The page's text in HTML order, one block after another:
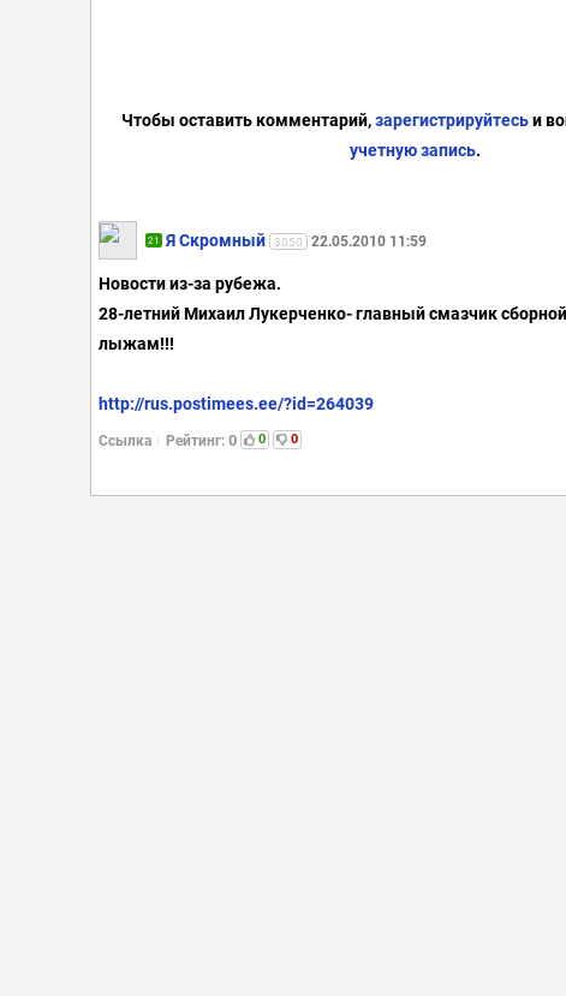
Чтобы оставить комментарий,зарегистрируйтесьи
учетную запись.
21 Я Скромный 3050 22.05.2010 11:59
Новости из-за рубежа.
28-летний Михаил Лукерченко- главный смазчик
лыжам!!!
http://rus.postimees.ee/?id=264039
Ссылка Рейтинг: 0 0 0